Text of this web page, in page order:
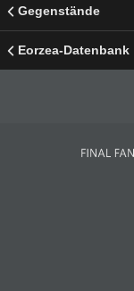
Gegenstände
Eorzea-Datenbank